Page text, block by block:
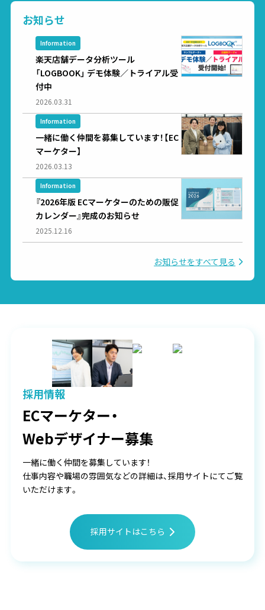
お知らせ
Information
楽天店舗データ分析ツール
「LOGBOOK」 デモ体験／トライアル受
付中
2026.03.31
Information
一緒に働く仲間を募集しています！【EC
マーケター】
2026.03.13
Information
『2026年版 ECマーケターのための販促
カレンダー』完成のお知らせ
2025.12.16
お知らせをすべて見る
採用情報
ECマーケター・
Webデザイナー募集
一緒に働く仲間を募集しています！
仕事内容や職場の雰囲気などの詳細は、採用サイトにてご覧
いただけます。
採用サイトはこちら